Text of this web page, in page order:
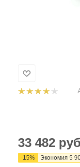
33 482
-15% Экономия 5